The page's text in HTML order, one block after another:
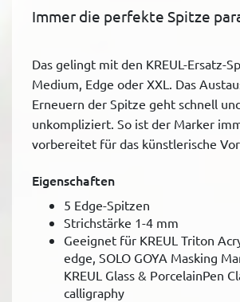
Immer die perfekte Spitze
Das gelingt mit den KREUL-Ersatz-
Medium, Edge oder XXL. Das
Erneuern der Spitze geht schnell
unkompliziert. So ist der Marker
vorbereitet für das künstlerische
Eigenschaften
5 Edge-Spitzen
Strichstärke 1-4 mm
Geeignet für KREUL Triton
edge, SOLO GOYA Masking
KREUL Glass & PorcelainPen
calligraphy